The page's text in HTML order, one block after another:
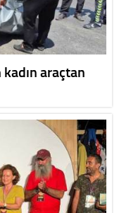
araçtan